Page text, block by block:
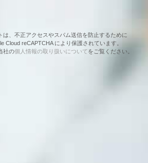
は、不正アクセスやスパム送信を防止するために
Cloud reCAPTCHA により保護されています。
社の個人情報の取り扱いについてをご覧ください。